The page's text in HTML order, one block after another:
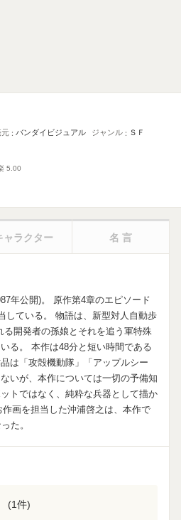
元 バンダイビジュアル ジャンル ＳＦ
5.00
ャラクター 名言
年公開)。 原作第4章のエピソード
している。 物語は、新型対人自動歩
開発者の孫娘とそれを追う軍特殊
る。 本作は48分と短い時間である
は「攻殻機動隊」「アップルシー
いが、本作については一切の予備知
トではなく、純粋な兵器として描か
画を担当した沖浦啓之は、本作で
た。
(1件)